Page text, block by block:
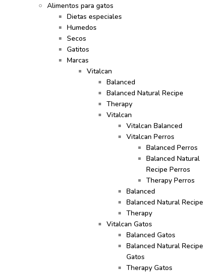
Alimentos para gatos
Dietas especiales
Humedos
Secos
Gatitos
Marcas
Vitalcan
Balanced
Balanced Natural Recipe
Therapy
Vitalcan
Vitalcan Balanced
Vitalcan Perros
Balanced Perros
Balanced Natural
Recipe Perros
Therapy Perros
Balanced
Balanced Natural Recipe
Therapy
Vitalcan Gatos
Balanced Gatos
Balanced Natural Recipe
Gatos
Therapy Gatos